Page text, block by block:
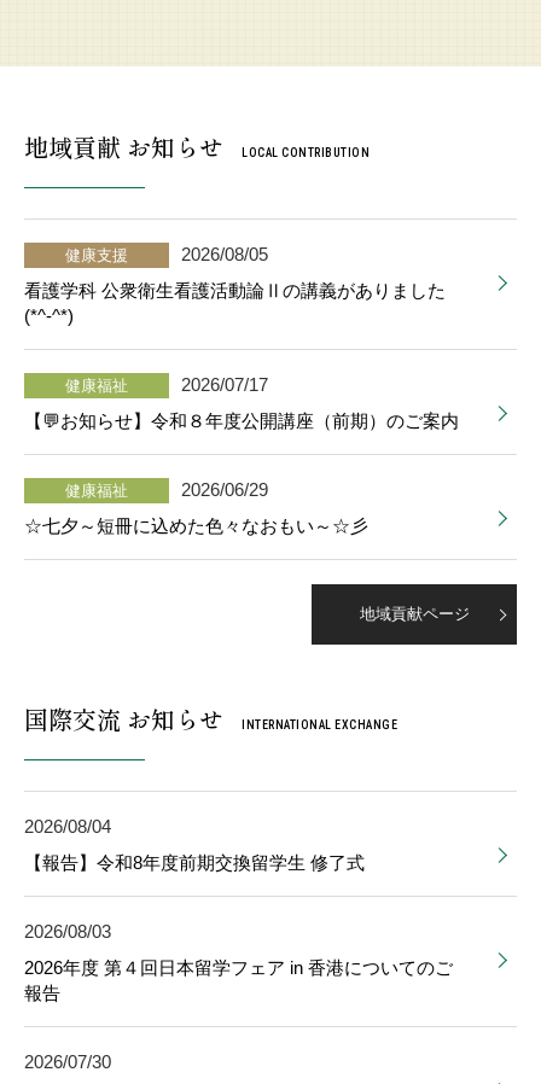
地域貢献 お知らせ LOCAL CONTRIBUTION
健康支援
2026/08/05
看護学科 公衆衛生看護活動論Ⅱの講義がありました
(*^-^*)
健康福祉
2026/07/17
【💬お知らせ】令和８年度公開講座（前期）のご案内
健康福祉
2026/06/29
☆七夕～短冊に込めた色々なおもい～☆彡
地域貢献ページ
国際交流 お知らせ INTERNATIONAL EXCHANGE
2026/08/04
【報告】令和8年度前期交換留学生 修了式
2026/08/03
2026年度 第４回日本留学フェア in 香港についてのご
報告
2026/07/30